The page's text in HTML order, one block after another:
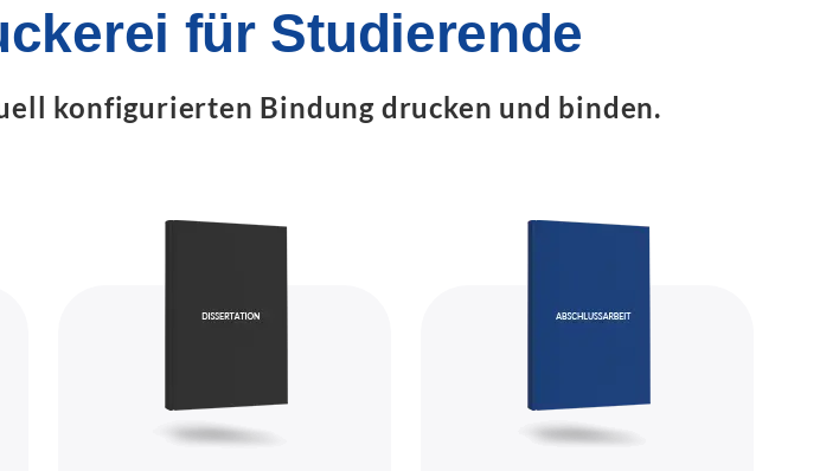
für Studierende
konfigurierten Bindung drucken und binden.